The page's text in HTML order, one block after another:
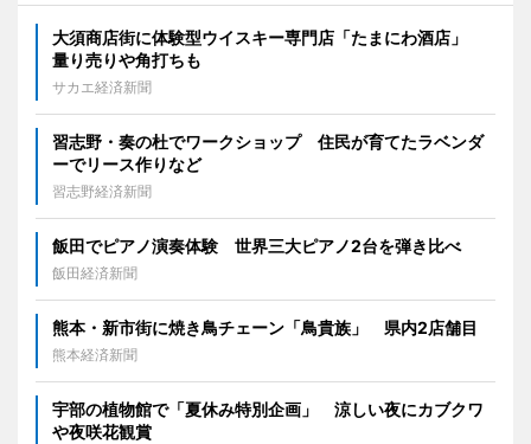
大須商店街に体験型ウイスキー専門店「たまにわ酒店」
量り売りや角打ちも
サカエ経済新聞
習志野・奏の杜でワークショップ 住民が育てたラベンダ
ーでリース作りなど
習志野経済新聞
飯田でピアノ演奏体験 世界三大ピアノ2台を弾き比べ
飯田経済新聞
熊本・新市街に焼き鳥チェーン「鳥貴族」 県内2店舗目
熊本経済新聞
宇部の植物館で「夏休み特別企画」 涼しい夜にカブクワ
や夜咲花観賞